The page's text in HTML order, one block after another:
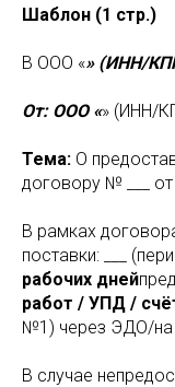
Шаблон (1 стр.)
В ООО «» (ИНН/
От: ООО «» (ИНН/
Тема: О
договору № ___ от
В рамках
поставки: ___
рабочих дней
работ / УПД /
№1) через ЭДО/на
В случае